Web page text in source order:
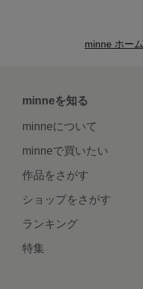
minne ホーム
minneを知る
minneについて
minneで買いたい
作品をさがす
ショップをさがす
ランキング
特集